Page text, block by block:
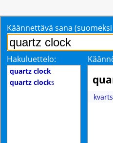
Käännettävä sana
Hakuluettelo:
quartz clock
quartz clocks